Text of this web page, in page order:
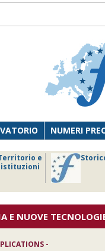
NUMERI
e
istituzioni
E NUOVE
-